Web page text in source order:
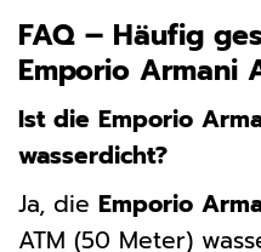
FAQ – Häufig
Emporio Armani
Ist die Emporio
wasserdicht?
Ja, die Emporio
ATM (50 Meter)